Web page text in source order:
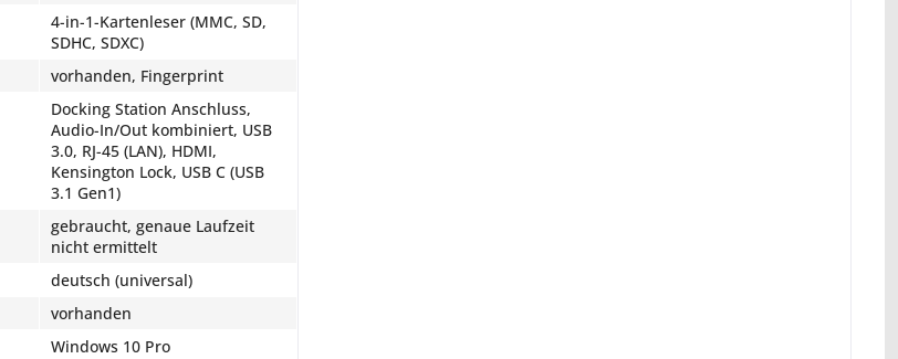
4-in-1-Kartenleser (MMC, SD,
SDHC, SDXC)
vorhanden, Fingerprint
Docking Station Anschluss,
Audio-In/Out kombiniert, USB
3.0, RJ-45 (LAN), HDMI,
Kensington Lock, USB C (USB
3.1 Gen1)
gebraucht, genaue Laufzeit
nicht ermittelt
deutsch (universal)
vorhanden
Windows 10 Pro